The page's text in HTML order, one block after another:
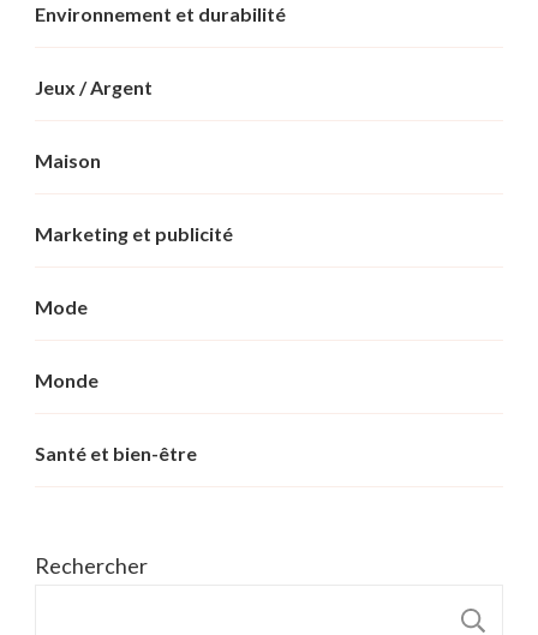
Environnement et durabilité
Jeux / Argent
Maison
Marketing et publicité
Mode
Monde
Santé et bien-être
Rechercher